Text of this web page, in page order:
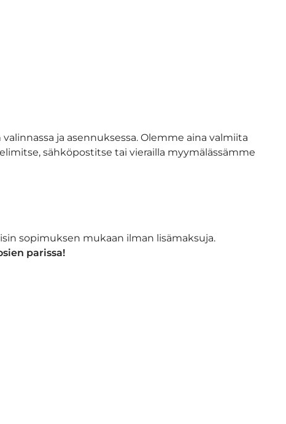
ja asennuksessa. Olemme aina valmiita
sähköpostitse tai vierailla myymälässämme
sopimuksen mukaan ilman lisämaksuja.
parissa!